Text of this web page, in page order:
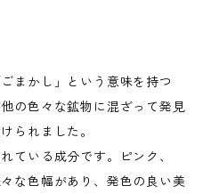
まかし」という意味を持つ
の色々な鉱物に混ざって発見
られました。
ている成分です。ピンク、
な色幅があり、発色の良い美